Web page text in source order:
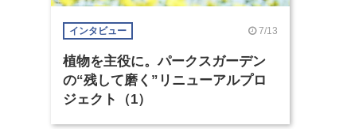
インタビュー 7/13
植物を主役に。パークスガーデン
の“残して磨く”リニューアルプロ
ジェクト（1）